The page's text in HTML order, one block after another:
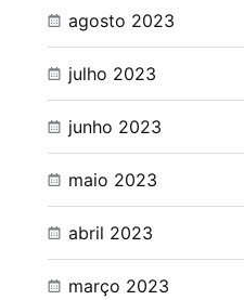
agosto 2023
julho 2023
junho 2023
maio 2023
abril 2023
março 2023